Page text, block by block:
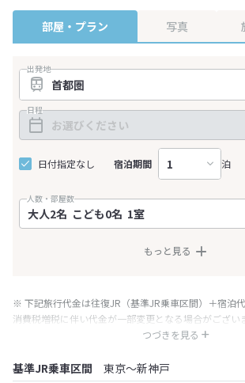
部屋・プラン 写真
出発地
日程
日付指定なし 宿泊期間 泊
人数・部屋数
もっと見る
つづきを見る
※ 下記旅行代金は往復JR（基準JR乗車区間）＋宿泊代
消費税増税に伴い代金が一部変更となる場合がござい
※ 表示されている旅行代金・プラン内容は一定時間ご
基準JR乗車区間 東京～新神戸